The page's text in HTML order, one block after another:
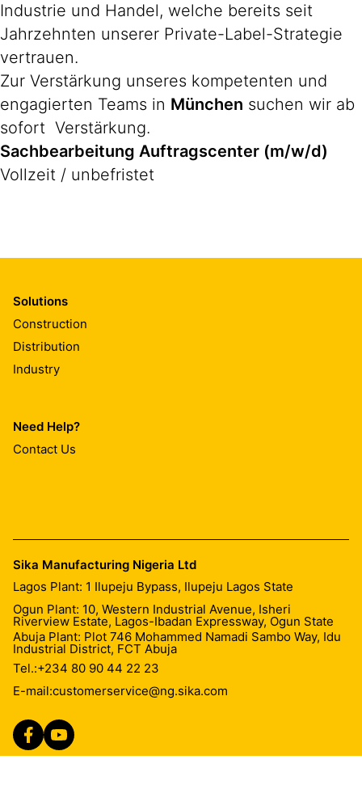
Industrie und Handel, welche bereits seit
Jahrzehnten unserer Private-Label-Strategie
vertrauen.
Zur Verstärkung unseres kompetenten und
engagierten Teams in München suchen wir ab
sofort Verstärkung.
Sachbearbeitung Auftragscenter (m/w/d)
Vollzeit / unbefristet
Solutions
Construction
Distribution
Industry
Need Help?
Contact Us
Sika Manufacturing Nigeria Ltd
Lagos Plant: 1 Ilupeju Bypass, Ilupeju Lagos State
Ogun Plant: 10, Western Industrial Avenue, Isheri
Riverview Estate, Lagos-Ibadan Expressway, Ogun State
Abuja Plant: Plot 746 Mohammed Namadi Sambo Way, Idu
Industrial District, FCT Abuja
Tel.:+234 80 90 44 22 23
E-mail:customerservice@ng.sika.com